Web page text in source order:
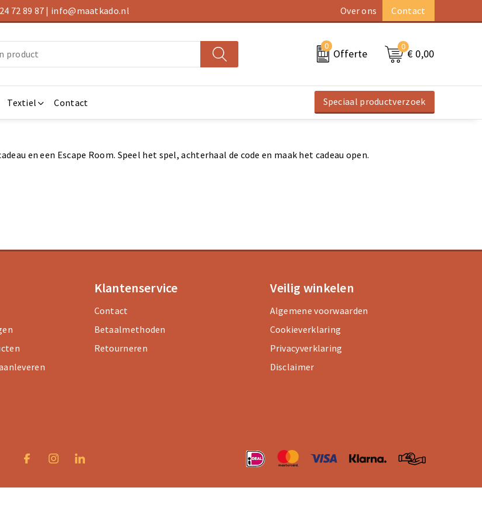
72 89 87 | info@maatkado.nl Over ons Contact
0
Offerte
0
€ 0,00
Textiel Contact Speciaal productverzoek
en een Escape Room. Speel het spel, achterhaal de code en maak het cadeau open.
Klantenservice
Contact
Betaalmethoden
Retourneren
Veilig winkelen
Algemene voorwaarden
Cookieverklaring
Privacyverklaring
Disclaimer